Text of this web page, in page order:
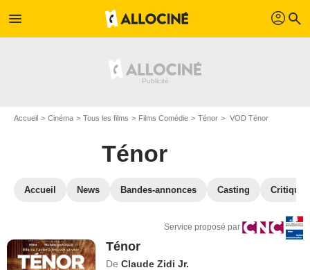
menu profil search
Accueil Cinéma Tous les films Films Comédie Ténor VOD Ténor
Ténor
Accueil News Bandes-annonces Casting
Service proposé par
Ténor
De Claude Zidi Jr.